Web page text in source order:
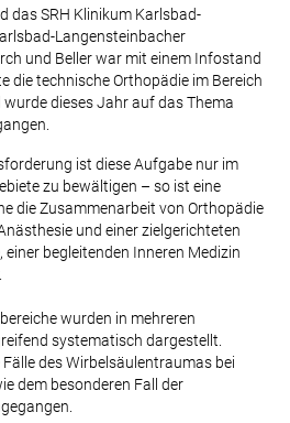
das SRH Klinikum Karlsbad-
Langensteinbacher
und Beller war mit einem Infostand
die technische Orthopädie im Bereich
dieses Jahr auf das Thema
ist diese Aufgabe nur im
zu bewältigen – so ist eine
die Zusammenarbeit von Orthopädie
und einer zielgerichteten
begleitenden Inneren Medizin
wurden in mehreren
systematisch dargestellt.
des Wirbelsäulentraumas bei
dem besonderen Fall der